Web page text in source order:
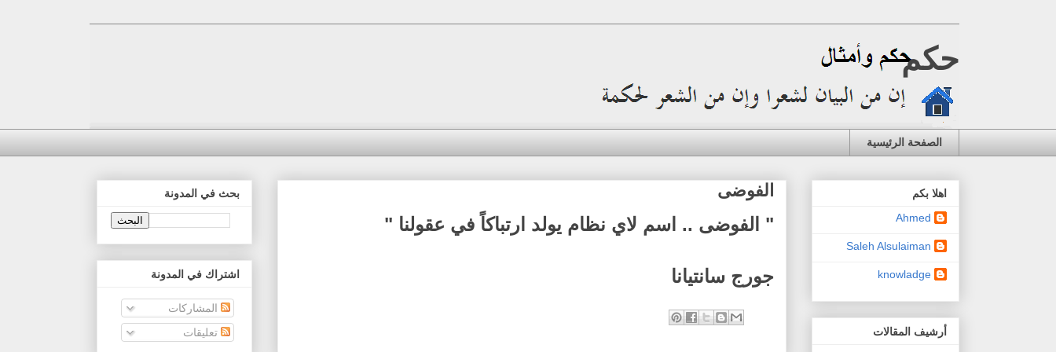
حكم
الصفحة الرئيسية
الفوضى
" الفوضى .. اسم لاي نظام يولد ارتباكاً في عقولنا "
جورج سانتيانا
بحث في المدونة
اشتراك في المدونة
المشاركات
تعليقات
اهلا بكم
Ahmed
Saleh Alsulaiman
knowladge
أرشيف المقالات